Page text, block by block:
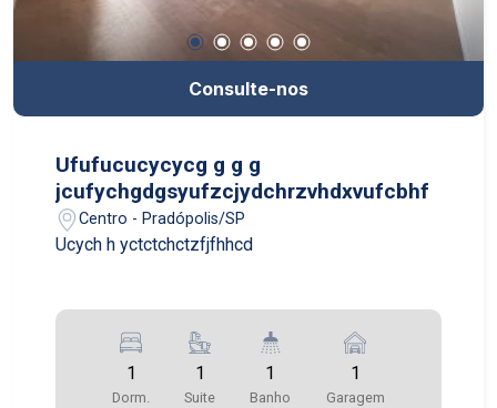
Consulte-nos
Ufufucucycycg g g g
jcufychgdgsyufzcjydchrzvhdxvufcbhf
Centro - Pradópolis/SP
Ucych h yctctchctzfjfhhcd
1
Dorm.
1
Suite
1
Banho
1
Garagem